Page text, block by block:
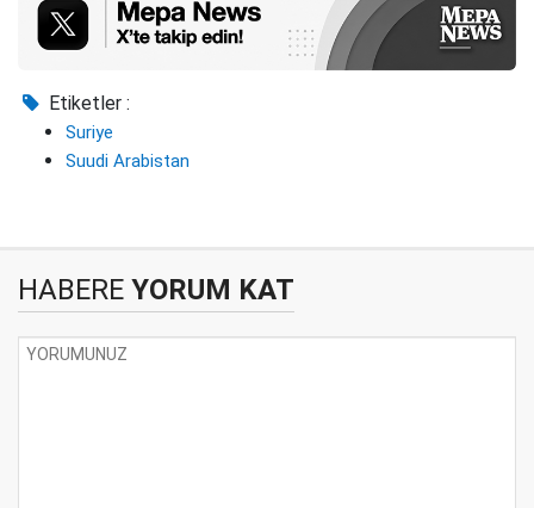
Etiketler :
Suriye
Suudi Arabistan
HABERE YORUM KAT